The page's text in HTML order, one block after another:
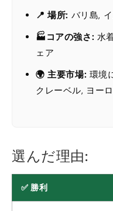
📍 場所: バリ島,
🏭コアの強さ: 水
ェア
🌍 主要市場: 環境
クレーベル, ヨー
選んだ理由:
✅ 勝利